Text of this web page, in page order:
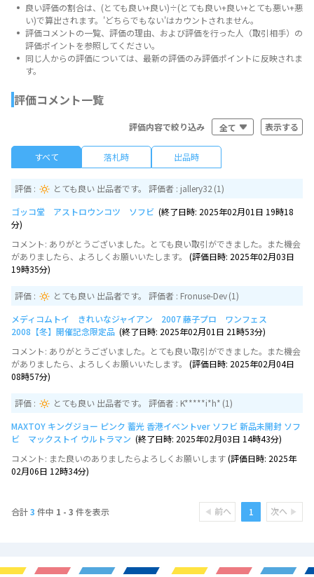
良い評価の割合は、(とても良い+良い)÷(とても良い+良い+とても悪い+悪
い)で算出されます。'どちらでもない'はカウントされません。
評価コメントの一覧、評価の理由、および評価を行った人（取引相手）の
評価ポイントを参照してください。
同じ人からの評価については、最新の評価のみ評価ポイントに反映されま
す。
評価コメント一覧
すべて 落札時 出品時
評価内容で絞り込み 全て
評価 : とても良い 出品者です。 評価者 : jallery32 (1)
ゴッコ堂 アストロウンコツ ソフビ (終了日時: 2025年02月01日 19時18
分)
コメント: ありがとうございました。とても良い取引ができました。また機会
がありましたら、よろしくお願いいたします。 (評価日時: 2025年02月03日
19時35分)
評価 : とても良い 出品者です。 評価者 : Fronuse-Dev (1)
メディコムトイ きれいなジャイアン 2007 藤子プロ ワンフェス
2008【冬】開催記念限定品 (終了日時: 2025年02月01日 21時53分)
コメント: ありがとうございました。とても良い取引ができました。また機会
がありましたら、よろしくお願いいたします。 (評価日時: 2025年02月04日
08時57分)
評価 : とても良い 出品者です。 評価者 : K*****i*h* (1)
MAXTOY キングジョー ピンク 蓄光 香港イベントver ソフビ 新品未開封 ソフ
ビ マックストイ ウルトラマン (終了日時: 2025年02月03日 14時43分)
コメント: また良いのありましたらよろしくお願いします(評価日時: 2025年
02月06日 12時34分)
合計3 件中 1 - 3 件を表示 前へ 1 次へ